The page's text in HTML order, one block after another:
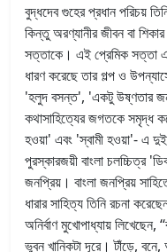
বুদ্ধদেব গুহের প্রধান পরিচয়
কিন্তু অরণ্যানীর জীবন বা
সত্তাকে। এই প্রেমিক সত্তা
ধারণ করেছে তার গল্প ও
'হলুদ বসন্ত', 'একটু উষ্ণতার
কথাসাহিত্যের জগতকে সমৃদ্ধ
হওয়া' এবং 'স্বামী হওয়া'- এ
পুরস্কারজয়ী বাংলা চলচ্চিত্র
জনপ্রিয়। বাংলা জনপ্রিয়
ধারার সাহিত্য তিনি রচনা
অনির্বাণ মুখোপাধ্যায় লিখেছেন,
ভুবন খানিকটা দূরে। টাঁড়ে, বনে,